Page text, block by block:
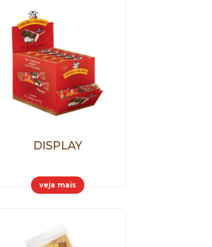
DISPLAY
veja mais